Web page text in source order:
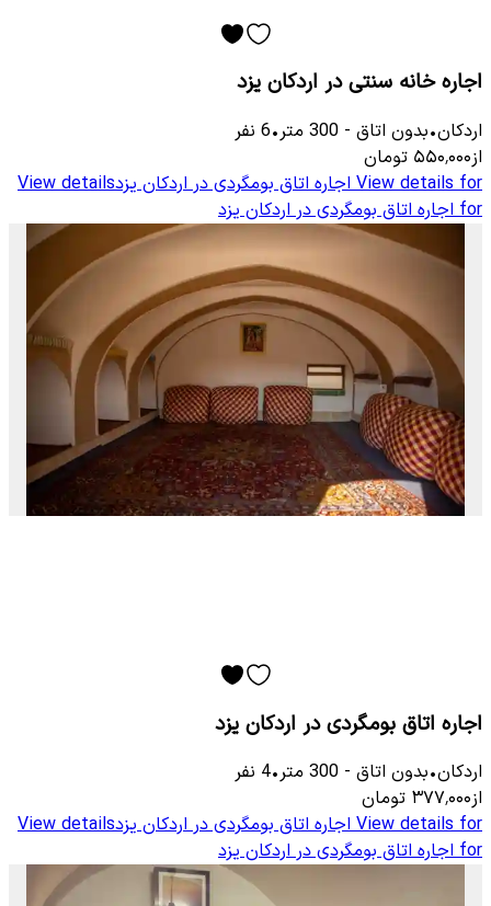
اجاره خانه سنتی در اردکان یزد
اردکان•بدون اتاق -
300 متر•
6 نفر
از۵۵۰٬۰۰۰ تومان
View details for اجاره اتاق بومگردی در اردکان یزدView details
for اجاره اتاق بومگردی در اردکان یزد
اجاره اتاق بومگردی در اردکان یزد
اردکان•بدون اتاق -
300 متر•
4 نفر
از۳۷۷٬۰۰۰ تومان
View details for اجاره اتاق بومگردی در اردکان یزدView details
for اجاره اتاق بومگردی در اردکان یزد